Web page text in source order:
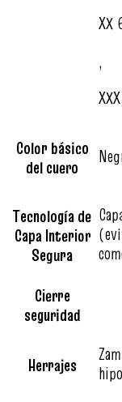
XX
,
Color básico
del cuero
Tecnología de
Capa Interior
Segura
Cierre
seguridad
Herrajes